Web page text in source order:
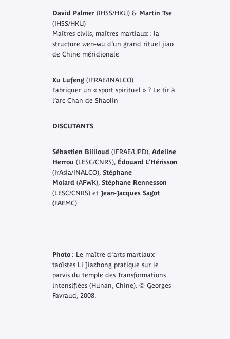
David Palmer (IHSS/HKU) & Martin Tse
(IHSS/HKU)
Maîtres civils, maîtres martiaux : la
structure wen-wu d’un grand rituel jiao
de Chine méridionale
Xu Lufeng (IFRAE/INALCO)
Fabriquer un « sport spirituel » ? Le tir à
l’arc Chan de Shaolin
DISCUTANTS
Sébastien Billioud (IFRAE/UPD), Adeline
Herrou (LESC/CNRS), Édouard L’Hérisson
(IrAsia/INALCO), Stéphane
Molard (AFWK), Stéphane Rennesson
(LESC/CNRS) et Jean-Jacques Sagot
(FAEMC)
Photo: Le maître d'arts martiaux
taoïstes Li Jiazhong pratique sur le
parvis du temple des Transformations
intensifiées (Hunan, Chine). © Georges
Favraud, 2008.